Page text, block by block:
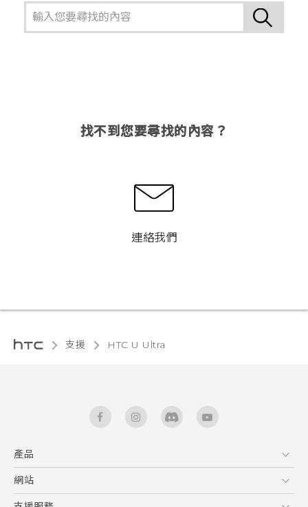
找不到您要尋找的內容？
連絡我們
支援 HTC U Ultra‎
產品
5G
智能手機
網站
HTC Dev